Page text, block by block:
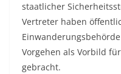
staatlicher
Vertreter haben
Vorgehen als Vorbild
gebracht.